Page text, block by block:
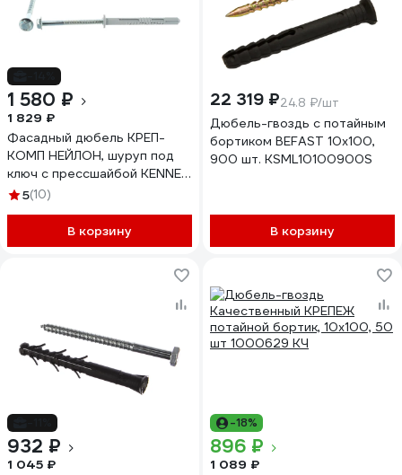
1 580 ₽
1 829 ₽
Фасадный дюбель КРЕП-
КОМП НЕЙЛОН, шуруп под
ключ с прессшайбой KENNER
Profi 10х100 50шт
5(10)
В корзину
22 319 ₽24.8 ₽/шт
Дюбель-гвоздь с потайным
бортиком BEFAST 10x100,
900 шт. KSML10100900S
В корзину
932 ₽
1 045 ₽
-18%
896 ₽
1 089 ₽